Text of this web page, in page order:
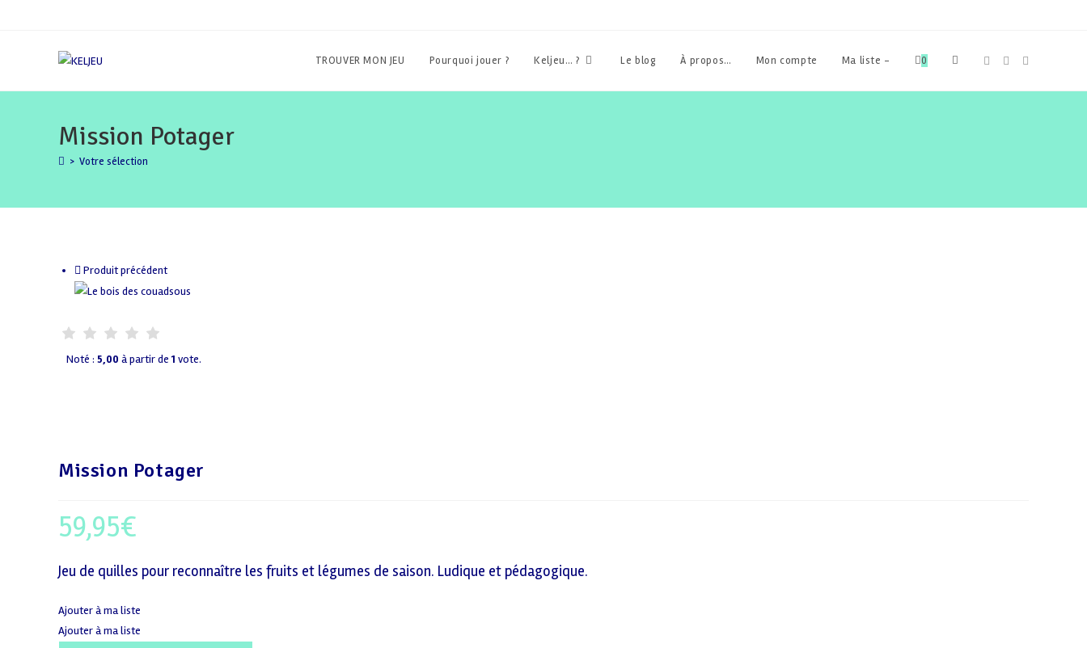
TROUVER MON JEU Pourquoi jouer ? Keljeu… ? Le blog À propos… Mon compte Ma liste - 0 Toggle
Mission Potager
> Votre sélection
Produit précédent
Noté : 5,00 à partir de1 vote.
Mission Potager
59,95€
Jeu de quilles pour reconnaître les fruits et légumes de saison. Ludique et pédagogique.
Ajouter à ma liste
Ajouter à ma liste